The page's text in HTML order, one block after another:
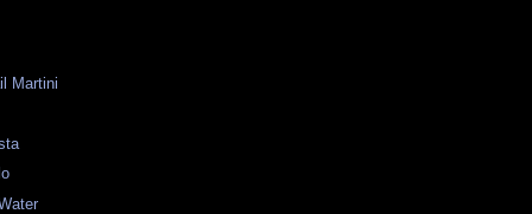
Martini